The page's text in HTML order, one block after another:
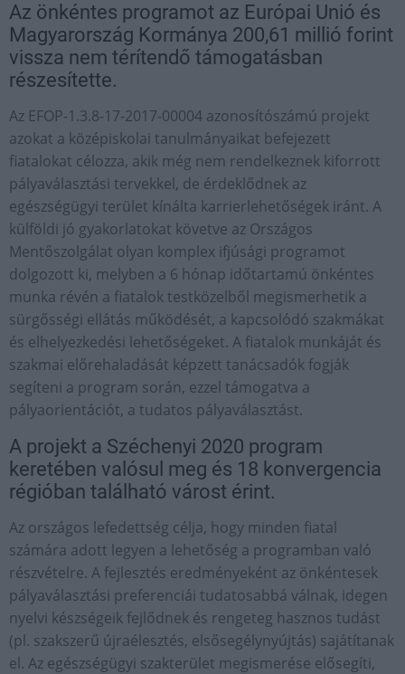
Az önkéntes programot az Európai Unió és
Magyarország Kormánya 200,61 millió forint
vissza nem térítendő támogatásban
részesítette.
Az EFOP-1.3.8-17-2017-00004 azonosítószámú projekt
azokat a középiskolai tanulmányaikat befejezett
fiatalokat célozza, akik még nem rendelkeznek kiforrott
pályaválasztási tervekkel, de érdeklődnek az
egészségügyi terület kínálta karrierlehetőségek iránt. A
külföldi jó gyakorlatokat követve az Országos
Mentőszolgálat olyan komplex ifjúsági programot
dolgozott ki, melyben a 6 hónap időtartamú önkéntes
munka révén a fiatalok testközelből megismerhetik a
sürgősségi ellátás működését, a kapcsolódó szakmákat
és elhelyezkedési lehetőségeket. A fiatalok munkáját és
szakmai előrehaladását képzett tanácsadók fogják
segíteni a program során, ezzel támogatva a
pályaorientációt, a tudatos pályaválasztást.
A projekt a Széchenyi 2020 program
keretében valósul meg és 18 konvergencia
régióban található várost érint.
Az országos lefedettség célja, hogy minden fiatal
számára adott legyen a lehetőség a programban való
részvételre. A fejlesztés eredményeként az önkéntesek
pályaválasztási preferenciái tudatosabbá válnak, idegen
nyelvi készségeik fejlődnek és rengeteg hasznos tudást
(pl. szakszerű újraélesztés, elsősegélynyújtás) sajátítanak
el. Az egészségügyi szakterület megismerése elősegíti,